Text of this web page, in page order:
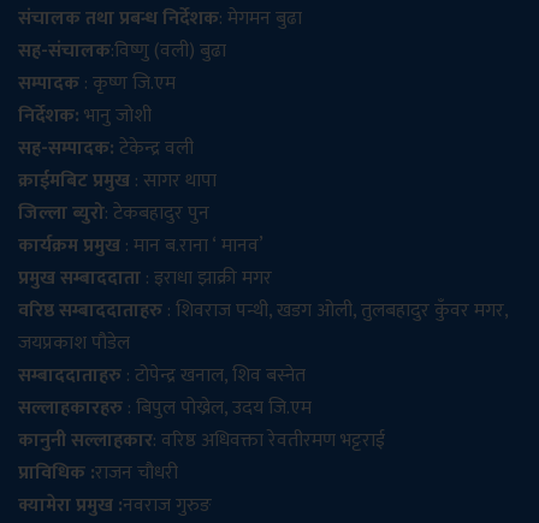
संचालक तथा प्रबन्ध निर्देशक: मेगमन बुढा
सह-संचालक:विष्णु (वली) बुढा
सम्पादक: कृष्ण जि.एम
निर्देशक:भानु जोशी
सह-सम्पादक:टेकेन्द्र वली
क्राईमबिट प्रमुख: सागर थापा
जिल्ला ब्युरो: टेकबहादुर पुन
कार्यक्रम प्रमुख: मान ब.राना ‘ मानव’
प्रमुख सम्बाददाता: इराधा झाक्री मगर
वरिष्ठ सम्बाददाताहरु: शिवराज पन्थी, खडग ओली, तुलबहादुर कुँवर मगर,
जयप्रकाश पौडेल
सम्बाददाताहरु: टोपेन्द्र खनाल, शिव बस्नेत
सल्लाहकारहरु: बिपुल पोख्रेल, उदय जि.एम
कानुनी सल्लाहकार: वरिष्ठ अधिवक्ता रेवतीरमण भट्टराई
प्राविधिक :राजन चौधरी
क्यामेरा प्रमुख :नवराज गुरुङ